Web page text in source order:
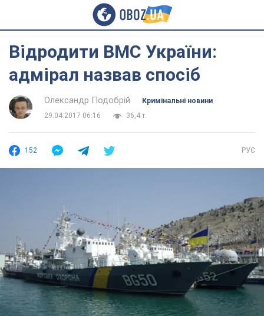
Відродити ВМС України:
адмірал назвав спосіб
Олександр Подобрій
Кримінальні новини
29.04.2017 06:16
36,4 т.
152 РУС